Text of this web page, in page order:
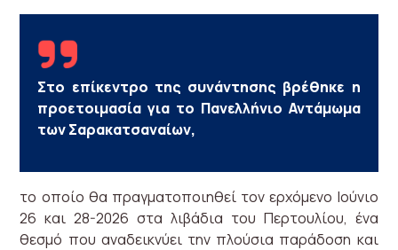
Στο επίκεντρο της συνάντησης βρέθηκε η
προετοιμασία για το Πανελλήνιο Αντάμωμα
των Σαρακατσαναίων,
το οποίο θα πραγματοποιηθεί τον ερχόμενο Ιούνιο
26 και 28-2026 στα λιβάδια του Περτουλίου, ένα
θεσμό που αναδεικνύει την πλούσια παράδοση και